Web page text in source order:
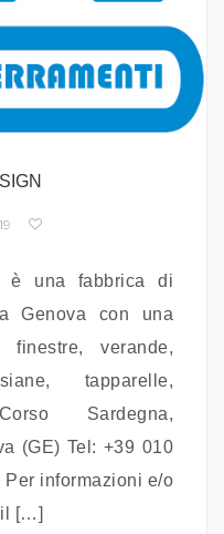
è una fabbrica di
Genova con una
verande,
tapparelle,
Sardegna,
(GE) Tel: +39 010
informazioni e/o
[…]